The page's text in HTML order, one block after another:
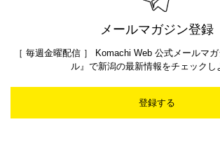
メールマガジン登録
［ 毎週金曜配信 ］ Komachi Web 公式メールマ
ル』で新潟の最新情報をチェックし
登録する